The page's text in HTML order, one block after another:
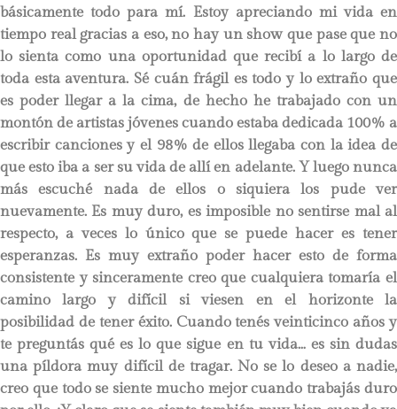
básicamente todo para mí. Estoy apreciando mi vida en
tiempo real gracias a eso, no hay un show que pase que no
lo sienta como una oportunidad que recibí a lo largo de
toda esta aventura. Sé cuán frágil es todo y lo extraño que
es poder llegar a la cima, de hecho he trabajado con un
montón de artistas jóvenes cuando estaba dedicada 100% a
escribir canciones y el 98% de ellos llegaba con la idea de
que esto iba a ser su vida de allí en adelante. Y luego nunca
más escuché nada de ellos o siquiera los pude ver
nuevamente. Es muy duro, es imposible no sentirse mal al
respecto, a veces lo único que se puede hacer es tener
esperanzas. Es muy extraño poder hacer esto de forma
consistente y sinceramente creo que cualquiera tomaría el
camino largo y difícil si viesen en el horizonte la
posibilidad de tener éxito. Cuando tenés veinticinco años y
te preguntás qué es lo que sigue en tu vida… es sin dudas
una píldora muy difícil de tragar. No se lo deseo a nadie,
creo que todo se siente mucho mejor cuando trabajás duro